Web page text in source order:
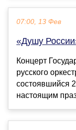
07:00, 13 Фев
«Душу
Концерт
русского
состоявшийся
настоящим